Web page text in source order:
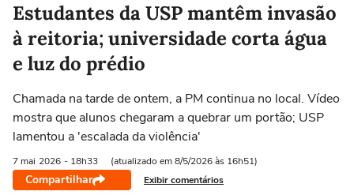
Estudantes da USP mantêm invasão
à reitoria; universidade corta água
e luz do prédio
Chamada na tarde de ontem, a PM continua no local. Vídeo
mostra que alunos chegaram a quebrar um portão; USP
lamentou a 'escalada da violência'
7 mai 2026 - 18h33 (atualizado em 8/5/2026 às 16h51)
Compartilhar Exibir comentários